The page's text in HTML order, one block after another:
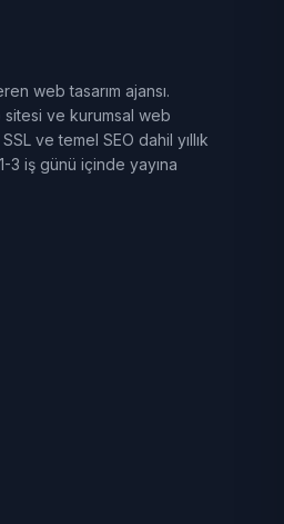
web tasarım ajansı.
ve kurumsal web
ve temel SEO dahil yıllık
3 iş günü içinde yayına